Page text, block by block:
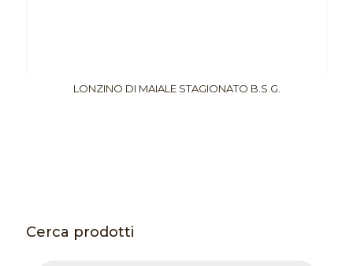
LONZINO DI MAIALE STAGIONATO B.S.G.
Cerca prodotti